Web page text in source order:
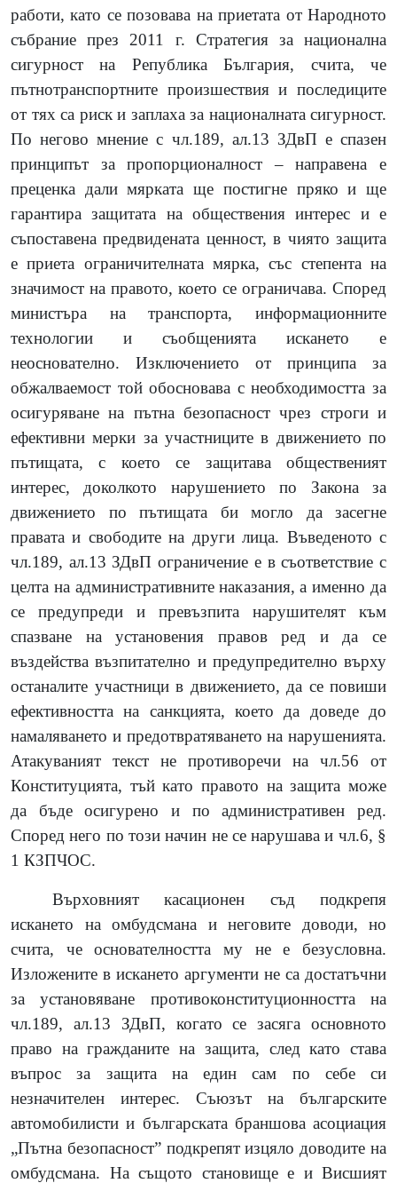
работи, като се позовава на приетата от Народното
събрание през 2011 г. Стратегия за национална
сигурност на Република България, счита, че
пътнотранспортните произшествия и последиците
от тях са риск и заплаха за националната сигурност.
По негово мнение с чл.189, ал.13 ЗДвП е спазен
принципът за пропорционалност – направена е
преценка дали мярката ще постигне пряко и ще
гарантира защитата на обществения интерес и е
съпоставена предвидената ценност, в чиято защита
е приета ограничителната мярка, със степента на
значимост на правото, което се ограничава. Според
министъра на транспорта, информационните
технологии и съобщенията искането е
неоснователно. Изключението от принципа за
обжалваемост той обосновава с необходимостта за
осигуряване на пътна безопасност чрез строги и
ефективни мерки за участниците в движението по
пътищата, с което се защитава общественият
интерес, доколкото нарушението по Закона за
движението по пътищата би могло да засегне
правата и свободите на други лица. Въведеното с
чл.189, ал.13 ЗДвП ограничение е в съответствие с
целта на административните наказания, а именно да
се предупреди и превъзпита нарушителят към
спазване на установения правов ред и да се
въздейства възпитателно и предупредително върху
останалите участници в движението, да се повиши
ефективността на санкцията, което да доведе до
намаляването и предотвратяването на нарушенията.
Атакуваният текст не противоречи на чл.56 от
Конституцията, тъй като правото на защита може
да бъде осигурено и по административен ред.
Според него по този начин не се нарушава и чл.6, §
1 КЗПЧОС.
Върховният касационен съд подкрепя
искането на омбудсмана и неговите доводи, но
счита, че основателността му не е безусловна.
Изложените в искането аргументи не са достатъчни
за установяване противоконституционността на
чл.189, ал.13 ЗДвП, когато се засяга основното
право на гражданите на защита, след като става
въпрос за защита на един сам по себе си
незначителен интерес. Съюзът на българските
автомобилисти и българската браншова асоциация
„Пътна безопасност” подкрепят изцяло доводите на
омбудсмана. На същото становище е и Висшият